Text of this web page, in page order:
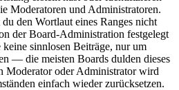
Moderatoren und Administratoren.
den Wortlaut eines Ranges nicht
der Board-Administration festgelegt
sinnlosen Beiträge, nur um
— die meisten Boards dulden dieses
Moderator oder Administrator wird
einfach wieder zurücksetzen.